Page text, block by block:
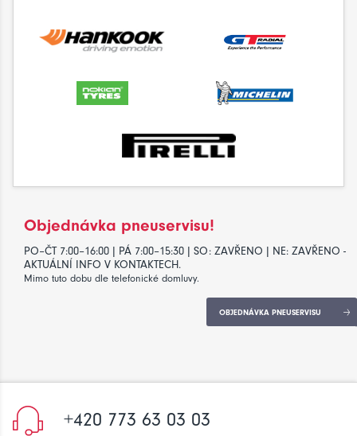
Objednávka pneuservisu!
PO–ČT 7:00–16:00 | PÁ 7:00–15:30 | SO: ZAVŘENO | NE: ZAVŘENO -
AKTUÁLNÍ INFO V KONTAKTECH.
Mimo tuto dobu dle telefonické domluvy.
OBJEDNÁVKA PNEUSERVISU
+420 773 63 03 03